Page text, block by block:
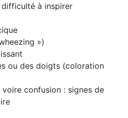
à inspirer
»)
ou des doigts (coloration
confusion : signes de